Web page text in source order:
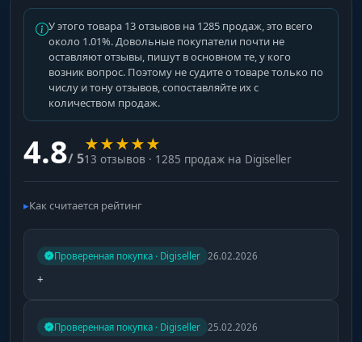
У этого товара 13 отзывов на 1285 продаж, это всего
около 1.01%. Довольные покупатели почти не
оставляют отзывы, пишут в основном те, у кого
возник вопрос. Поэтому не судите о товаре только по
числу и тону отзывов, сопоставляйте их с
количеством продаж.
4.8/ 5
★★★★★
13 отзывов · 1285 продаж на Digiseller
Как считается рейтинг
Проверенная покупка · Digiseller 26.02.2026
+
Проверенная покупка · Digiseller 25.02.2026